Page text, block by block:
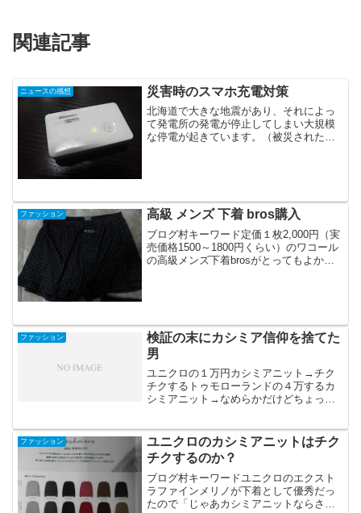
関連記事
ニュースの感想 災害時のスマホ充電対策
北海道で大きな地震があり、それによっ
て発電所の発電が停止してしまい大規模
な停電が起きています。（被災された方
ファッション 高級 メンズ 下着 bros購入
ブログ村キーワード定価１枚2,000円（実
売価格1500～1800円くらい）のワコール
の高級メンズ下着brosがとってもよかっ
ファッション
検証の末にカシミア信仰を捨てた
男
ユニクロの１万円カシミアニット→チク
チクするトゥモローランドの４万するカ
シミアニット→なめらかだけどちょっぴ
クしないトゥモローランドの1.8万円くら
いのラムウールニ...
ファッション
ユニクロのカシミアニットはチク
チクするのか？
ブログ村キーワードユニクロのエクスト
ラファインメリノが下着として優秀だっ
たので「じゃあカシミアニットならさら